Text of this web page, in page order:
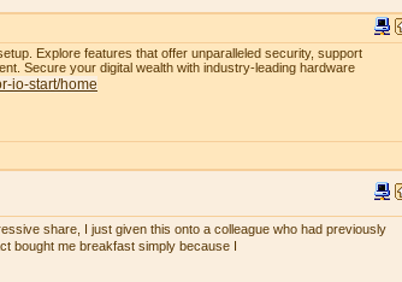
Explore features that offer unparalleled security, support
Secure your digital wealth with industry-leading hardware
io-start/home
share, I just given this onto a colleague who had previously
bought me breakfast simply because I